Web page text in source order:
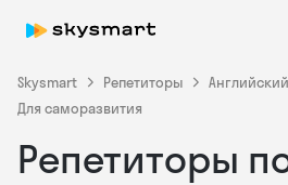
Skysmart Репетиторы
Для саморазвития
Репетиторы